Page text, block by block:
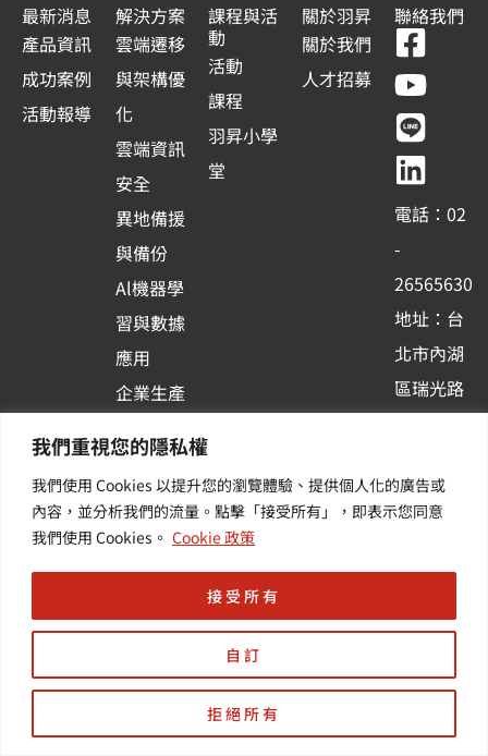
我們重視您的隱私權
我們使用 Cookies 以提升您的瀏覽體驗、提供個人化的廣告或
內容，並分析我們的流量。點擊「接受所有」，即表示您同意
我們使用 Cookies。 Cookie 政策
自訂
拒絕所有
接受所有
最新消息
產品資訊
成功案例
活動報導
解決方案
雲端遷移
與架構優
化
雲端資訊
安全
異地備援
與備份
Al機器學
習與數據
應用
企業生產
容器化平
台應用
其他／加
值服務
課程與活
動
活動
課程
羽昇小學
堂
關於羽昇
關於我們
人才招募
聯絡我們
F
a
c
e
b
o
o
k
-
s
q
u
r
e
Y
o
u
t
u
b
e
L
i
n
e
L
i
n
k
e
d
i
n
電話：02
-
26565630
地址：台
北市內湖
區瑞光路
訂閱羽昇
新訊 | 提
產業資訊